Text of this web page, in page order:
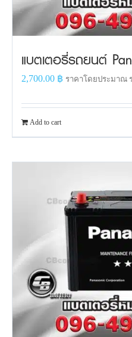
แบตเตอรี่รถยนต์
2,700.00 ฿ ราคาโดยประมาณ
Add to cart